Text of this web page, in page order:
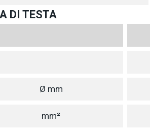
DI TESTA
Ø mm
mm²